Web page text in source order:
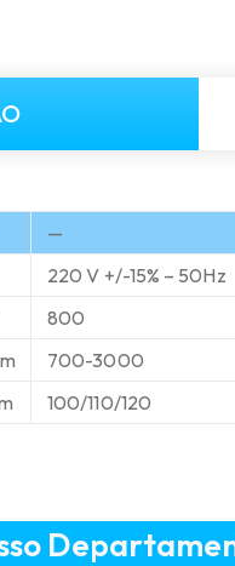
—
220 V +/-15% – 50Hz
800
700-3000
100/110/120